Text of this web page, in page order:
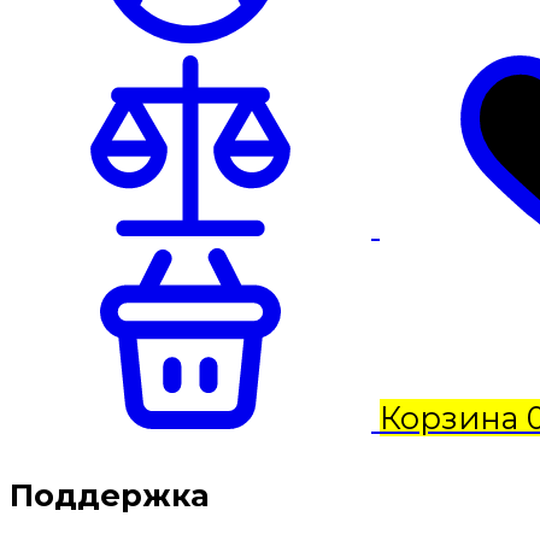
Корзина
Поддержка